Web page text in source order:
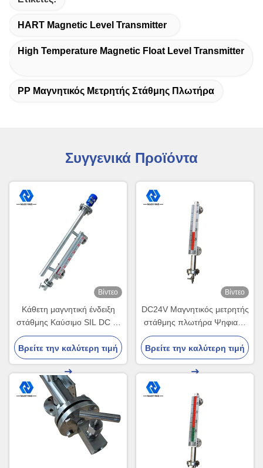
HART Magnetic Level Transmitter
High Temperature Magnetic Float Level Transmitter
PP Μαγνητικός Μετρητής Στάθμης Πλωτήρα
Συγγενικά Προϊόντα
Βίντεο
Κάθετη μαγνητική ένδειξη
στάθμης Καύσιμο SIL DC 4-
20 mA Ανοξείδωτος χάλυβας
Βρείτε την καλύτερη τιμή
Βίντεο
DC24V Μαγνητικός μετρητής
στάθμης πλωτήρα Ψηφιακή
έξοδος M20*1.5
Βρείτε την καλύτερη τιμή